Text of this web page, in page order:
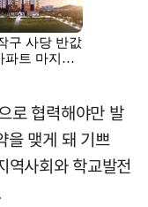
로 협력해야만 발
을 맺게 돼 기쁘
역사회와 학교발전